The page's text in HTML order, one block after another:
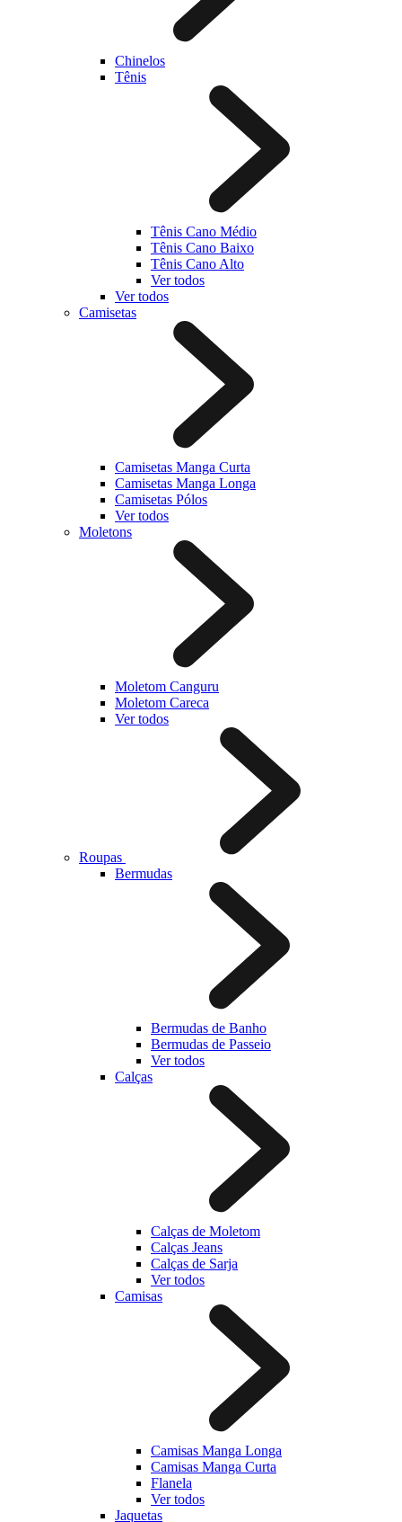
Chinelos
Tênis
Tênis Cano Médio
Tênis Cano Baixo
Tênis Cano Alto
Ver todos
Ver todos
Camisetas
Camisetas Manga Curta
Camisetas Manga Longa
Camisetas Pólos
Ver todos
Moletons
Moletom Canguru
Moletom Careca
Ver todos
Roupas
Bermudas
Bermudas de Banho
Bermudas de Passeio
Ver todos
Calças
Calças de Moletom
Calças Jeans
Calças de Sarja
Ver todos
Camisas
Camisas Manga Longa
Camisas Manga Curta
Flanela
Ver todos
Jaquetas